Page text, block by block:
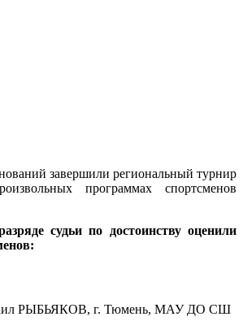
завершили региональный турнир
программах спортсменов
судьи по достоинству оценили
РЫБЬЯКОВ, г. Тюмень, МАУ ДО СШ